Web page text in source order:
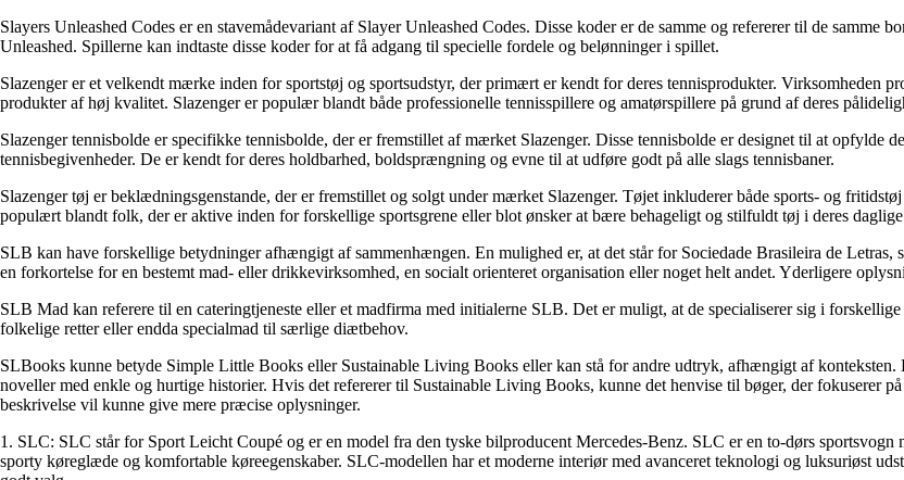
Slayers Unleashed Codes er en stavemådevariant af Slayer Unleashed Codes. Disse koder er de samme og refererer til de samme
Unleashed. Spillerne kan indtaste disse koder for at få adgang til specielle fordele og belønninger i spillet.
Slazenger er et velkendt mærke inden for sportstøj og sportsudstyr, der primært er kendt for deres tennisprodukter. Virksomheden
produkter af høj kvalitet. Slazenger er populær blandt både professionelle tennisspillere og amatørspillere på grund af deres
Slazenger tennisbolde er specifikke tennisbolde, der er fremstillet af mærket Slazenger. Disse tennisbolde er designet til at opfylde
tennisbegivenheder. De er kendt for deres holdbarhed, boldsprængning og evne til at udføre godt på alle slags tennisbaner.
Slazenger tøj er beklædningsgenstande, der er fremstillet og solgt under mærket Slazenger. Tøjet inkluderer både sports- og
populært blandt folk, der er aktive inden for forskellige sportsgrene eller blot ønsker at bære behageligt og stilfuldt tøj i deres
SLB kan have forskellige betydninger afhængigt af sammenhængen. En mulighed er, at det står for Sociedade Brasileira de
en forkortelse for en bestemt mad- eller drikkevirksomhed, en socialt orienteret organisation eller noget helt andet. Yderligere
SLB Mad kan referere til en cateringtjeneste eller et madfirma med initialerne SLB. Det er muligt, at de specialiserer sig i
folkelige retter eller endda specialmad til særlige diætbehov.
SLBooks kunne betyde Simple Little Books eller Sustainable Living Books eller kan stå for andre udtryk, afhængigt af
noveller med enkle og hurtige historier. Hvis det refererer til Sustainable Living Books, kunne det henvise til bøger, der fokuserer
beskrivelse vil kunne give mere præcise oplysninger.
1. SLC: SLC står for Sport Leicht Coupé og er en model fra den tyske bilproducent Mercedes-Benz. SLC er en to-dørs
sporty køreglæde og komfortable køreegenskaber. SLC-modellen har et moderne interiør med avanceret teknologi og luksuriøst